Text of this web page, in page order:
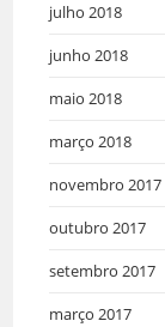
julho 2018
junho 2018
maio 2018
março 2018
novembro 2017
outubro 2017
setembro 2017
março 2017